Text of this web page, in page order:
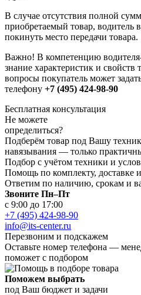
В случае отсутствия полной
приобретаемый товар, водитель
покинуть место передачи товара.
Важно! В компетенцию
знание характеристик и
вопросы покупатель может
телефону +7 (495) 424-98-90
Бесплатная консультация
Не можете
определиться?
Подберём товар под Вашу
навязывания — только
Подбор с учётом техники и
Помощь по комплекту, доставке
Ответим по наличию, срокам и
Звоните Пн–Пт
с 9:00 до 17:00
+7 (495) 424-98-90
info@its-center.ru
Перезвоним и подскажем
Оставьте номер телефона —
поможет с подбором
Поможем выбрать
под Ваш бюджет и задачи